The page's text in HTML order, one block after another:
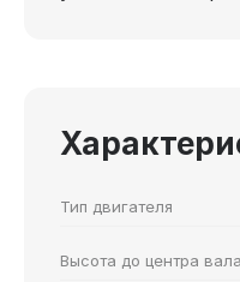
Тип двигателя
Высота до центра вала